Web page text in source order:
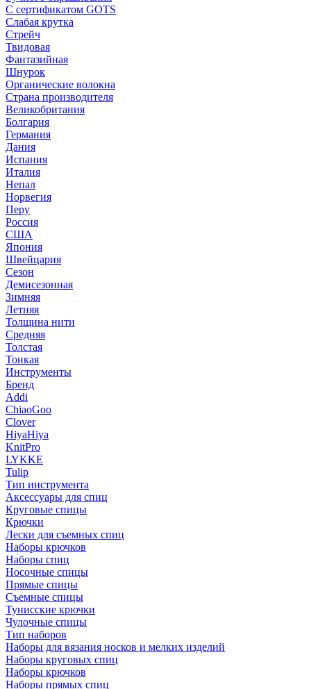
С сертификатом GOTS
Слабая крутка
Стрейч
Твидовая
Фантазийная
Шнурок
Органические волокна
Страна производителя
Великобритания
Болгария
Германия
Дания
Испания
Италия
Непал
Норвегия
Перу
Россия
США
Япония
Швейцария
Сезон
Демисезонная
Зимняя
Летняя
Толщина нити
Средняя
Толстая
Тонкая
Инструменты
Бренд
Addi
ChiaoGoo
Clover
HiyaHiya
KnitPro
LYKKE
Tulip
Тип инструмента
Аксессуары для спиц
Круговые спицы
Крючки
Лески для съемных спиц
Наборы крючков
Наборы спиц
Носочные спицы
Прямые спицы
Съемные спицы
Тунисские крючки
Чулочные спицы
Тип наборов
Наборы для вязания носков и мелких изделий
Наборы круговых спиц
Наборы крючков
Наборы прямых спиц